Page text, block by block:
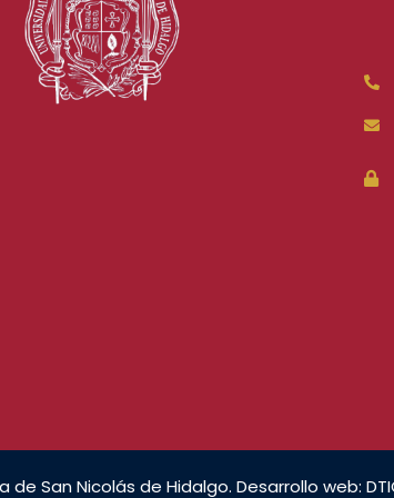
San Nicolás de Hidalgo. Desarrollo web: